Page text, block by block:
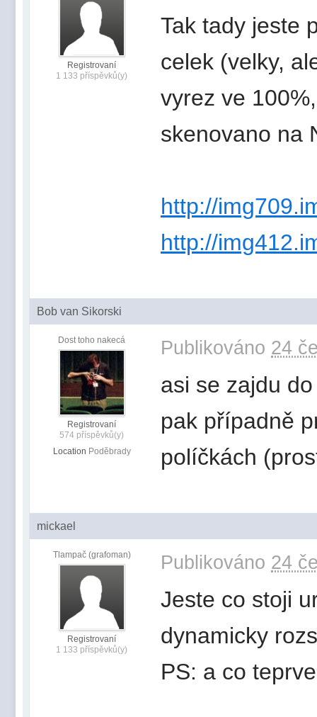
Registrovaní
1 133 příspěvků(y)
Tak tady jeste
celek (velky,
vyrez ve
skenovano na
http://
http://
Bob van Sikorski
Dost toho nakecá
Registrovaní
574 příspěvků(y)
Location Poděbrady
Publikováno 24
asi se zajdu
pak případně
políčkách
mickael
Tlampač (grafoman)
Registrovaní
1 133 příspěvků(y)
Publikováno 24
Jeste co stoji
dynamicky
PS: a co